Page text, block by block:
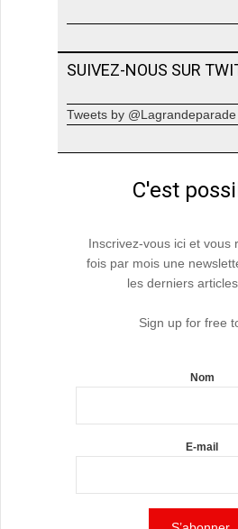
SUIVEZ-NOUS SUR
Tweets by @Lagrandeparade
C'est
Inscrivez-vous ici et vous
fois par mois une
les derniers
Sign up for free
Nom
E-mail